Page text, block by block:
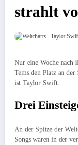
strahlt
Nur eine Woche nach
Tems den Platz an
ist Taylor Swift.
Drei
An der Spitze der
Songs waren in der